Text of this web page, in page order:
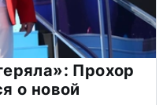
Прохор
о новой